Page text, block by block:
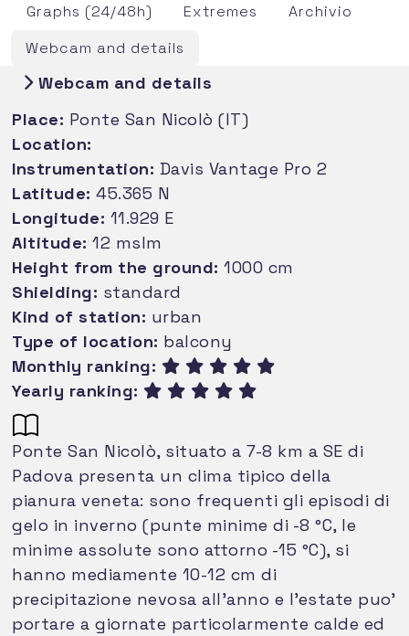
Graphs (24/48h)
Extremes
Archivio
Webcam and details
Webcam and details
Place: Ponte San Nicolò (IT)
Location:
Instrumentation: Davis Vantage Pro 2
Latitude: 45.365 N
Longitude: 11.929 E
Altitude: 12 mslm
Height from the ground: 1000 cm
Shielding: standard
Kind of station: urban
Type of location: balcony
Monthly ranking:
Yearly ranking:
Ponte San Nicolò, situato a 7-8 km a SE di
Padova presenta un clima tipico della
pianura veneta: sono frequenti gli episodi di
gelo in inverno (punte minime di -8 °C, le
minime assolute sono attorno -15 °C), si
hanno mediamente 10-12 cm di
precipitazione nevosa all'anno e l'estate puo'
portare a giornate particolarmente calde ed